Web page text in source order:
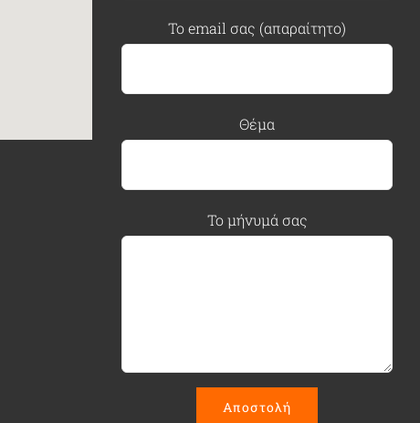
Το email σας (απαραίτητο)
Θέμα
Το μήνυμά σας